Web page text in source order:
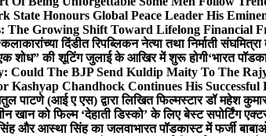
State Honours Global Peace Leader His
Growing Shift Toward Lifelong Financial
कलाकारांच्या दिंडीत रिपब्लिकन नेत्या तथा निर्माती
शोध” की शूटिंग जुलाई के आखिर में शुरू होगी‘भारत
The BJP Send Kuldip Maity To The
Kashyap Chandhock Continues His Successful
अतुल पाटणे (आई ए एस) द्वारा लिखित फिल्मस्टार डॉ महेश
खान को फिल्म ‘देहाती डिस्को’ के लिए बेस्ट सपोर्टिंग
सिंह और आस्था सिंह का जलवाभारत पॉडकास्ट में फर्जी